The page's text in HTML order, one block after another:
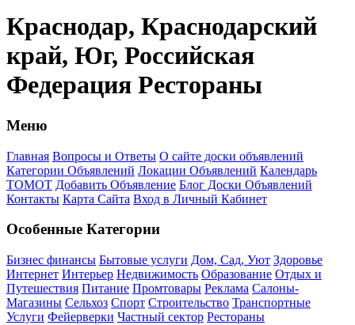
Краснодар, Краснодарский
край, Юг, Российская
Федерация Рестораны
Меню
Главная Вопросы и Ответы О сайте доски объявлений
Категории Объявлений Локации Объявлений Календарь
ТОМОТ Добавить Объявление Блог Доски Объявлений
Контакты Карта Сайта Вход в Личный Кабинет
Особенные Категории
Бизнес финансы Бытовые услуги Дом, Сад, Уют Здоровье
Интернет Интерьер Недвижимость Образование Отдых и
Путешествия Питание Промтовары Реклама Салоны-
Магазины Сельхоз Спорт Строительство Транспортные
Услуги Фейерверки Частный сектор Рестораны